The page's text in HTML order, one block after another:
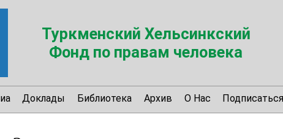
Туркменский Хельсинкский
Фонд по правам человека
Доклады Библиотека Архив О Нас